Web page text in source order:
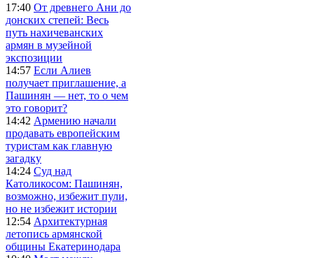
17:40 От древнего Ани до
донских степей: Весь
путь нахичеванских
армян в музейной
экспозиции
14:57 Если Алиев
получает приглашение, а
Пашинян — нет, то о чем
это говорит?
14:42 Армению начали
продавать европейским
туристам как главную
загадку
14:24 Суд над
Католикосом: Пашинян,
возможно, избежит пули,
но не избежит истории
12:54 Архитектурная
летопись армянской
общины Екатеринодара